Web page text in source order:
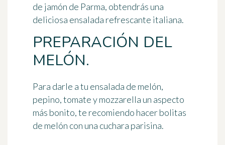
de jamón de Parma, obtendrás una
deliciosa ensalada refrescante italiana.
PREPARACIÓN DEL
MELÓN.
Para darle a tu ensalada de melón,
pepino, tomate y mozzarella un aspecto
más bonito, te recomiendo hacer bolitas
de melón con una cuchara parisina.